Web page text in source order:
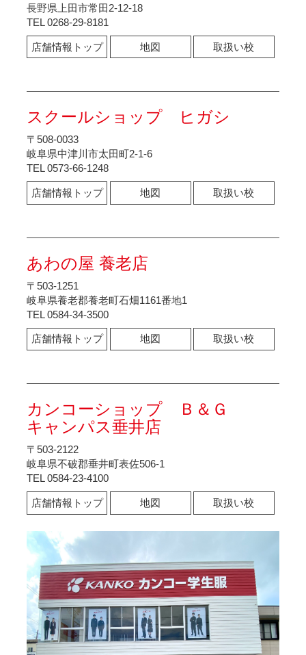
長野県上田市常田2-12-18
TEL 0268-29-8181
店舗情報トップ 地図 取扱い校
スクールショップ ヒガシ
〒508-0033
岐阜県中津川市太田町2-1-6
TEL 0573-66-1248
店舗情報トップ 地図 取扱い校
あわの屋 養老店
〒503-1251
岐阜県養老郡養老町石畑1161番地1
TEL 0584-34-3500
店舗情報トップ 地図 取扱い校
カンコーショップ Ｂ＆Ｇ
キャンパス垂井店
〒503-2122
岐阜県不破郡垂井町表佐506-1
TEL 0584-23-4100
店舗情報トップ 地図 取扱い校